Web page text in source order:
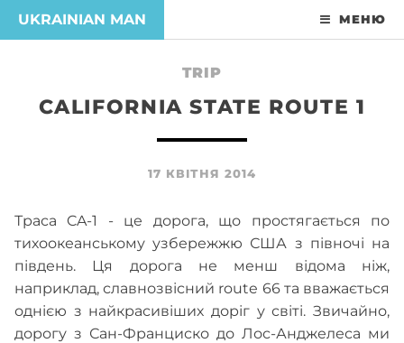
UKRAINIAN MAN МЕНЮ
TRIP
CALIFORNIA STATE ROUTE 1
17 КВІТНЯ 2014
Траса CA-1 - це дорога, що простягається по
тихоокеанському узбережжю США з півночі на
південь. Ця дорога не менш відома ніж,
наприклад, славнозвісний route 66 та вважається
однією з найкрасивіших доріг у світі. Звичайно,
дорогу з Сан-Франциско до Лос-Анджелеса ми